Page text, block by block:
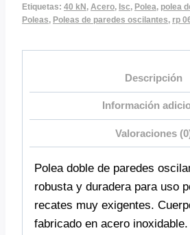
Etiquetas: 40 kN , Acero, Isc, Polea, polea
Poleas, Poleas de paredes oscilantes, rp
Descripción
Información
Valoraciones
Polea doble de paredes
robusta y duradera para uso
recates muy exigentes.
fabricado en acero